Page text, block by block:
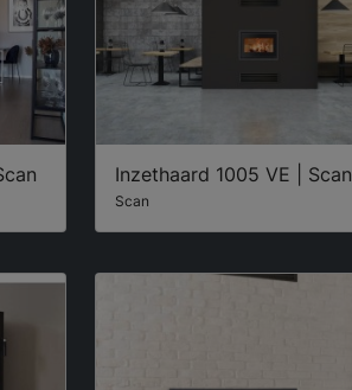
Inzethaard 1005 VE | Scan
Scan